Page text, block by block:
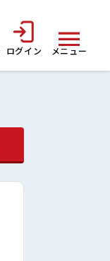
ログイン メニュー